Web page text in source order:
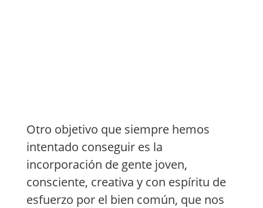
Otro objetivo que siempre hemos
intentado conseguir es la
incorporación de gente joven,
consciente, creativa y con espíritu de
esfuerzo por el bien común, que nos